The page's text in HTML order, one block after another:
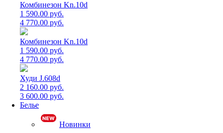
Комбинезон Kn.10d
1 590.00 руб.
4 770.00 руб.
Комбинезон Kn.10d
1 590.00 руб.
4 770.00 руб.
Худи J.608d
2 160.00 руб.
3 600.00 руб.
Белье
Новинки